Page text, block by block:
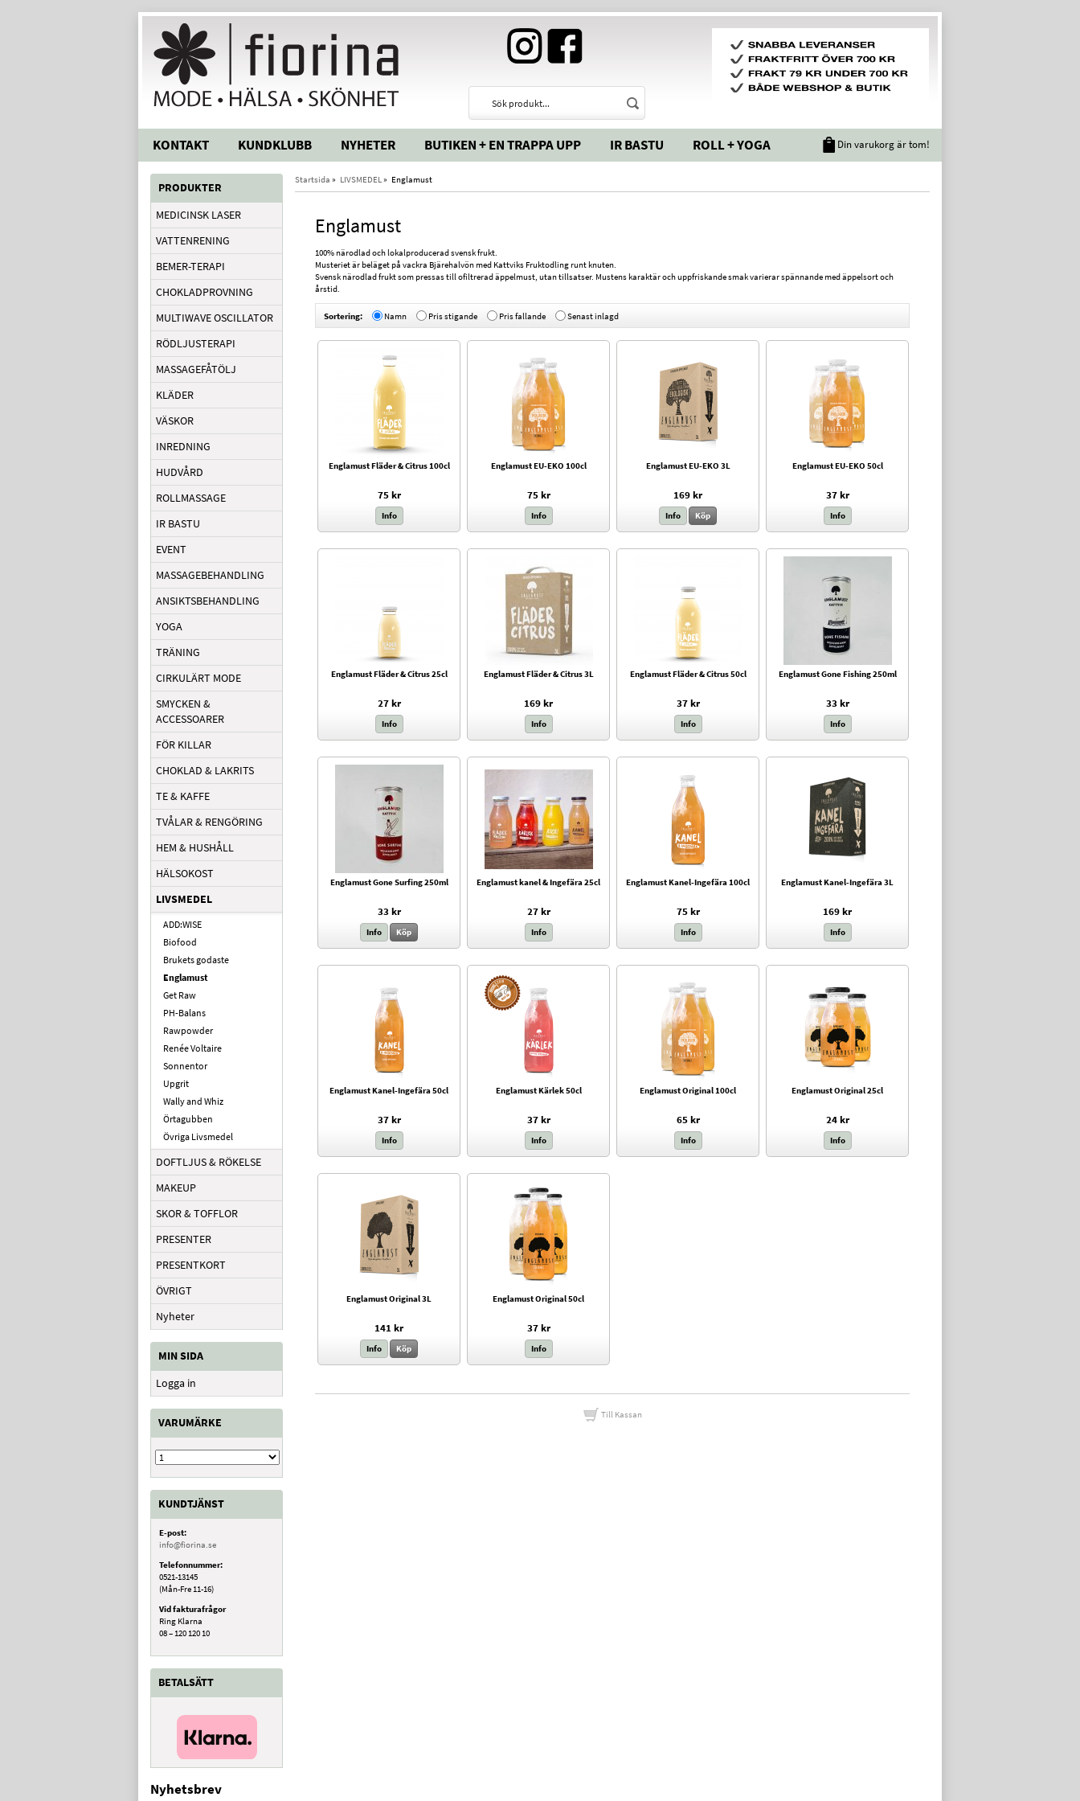
KONTAKT KUNDKLUBB NYHETER BUTIKEN + EN TRAPPA UPP IR BASTU ROLL + YOGA Din varukorg är tom!
PRODUKTER
MEDICINSK LASER
VATTENRENING
BEMER-TERAPI
CHOKLADPROVNING
MULTIWAVE OSCILLATOR
RÖDLJUSTERAPI
MASSAGEFÅTÖLJ
KLÄDER
VÄSKOR
INREDNING
HUDVÅRD
ROLLMASSAGE
IR BASTU
EVENT
MASSAGEBEHANDLING
ANSIKTSBEHANDLING
YOGA
TRÄNING
CIRKULÄRT MODE
SMYCKEN &
ACCESSOARER
FÖR KILLAR
CHOKLAD & LAKRITS
TE & KAFFE
TVÅLAR & RENGÖRING
HEM & HUSHÅLL
HÄLSOKOST
LIVSMEDEL
ADD:WISE
Biofood
Brukets godaste
Englamust
Get Raw
PH-Balans
Rawpowder
Renée Voltaire
Sonnentor
Upgrit
Wally and Whiz
Örtagubben
Övriga Livsmedel
DOFTLJUS & RÖKELSE
MAKEUP
SKOR & TOFFLOR
PRESENTER
PRESENTKORT
ÖVRIGT
Nyheter
MIN SIDA
Logga in
VARUMÄRKE
KUNDTJÄNST
E-post:
info@fiorina.se
Telefonnummer:
0521-13145
(Mån-Fre 11-16)
Vid fakturafrågor
Ring Klarna
08 – 120 120 10
BETALSÄTT
Nyhetsbrev
Startsida » LIVSMEDEL » Englamust
Englamust
100% närodlad och lokalproducerad svensk frukt.
Musteriet är beläget på vackra Bjärehalvön med Kattviks Fruktodling runt knuten.
Svensk närodlad frukt som pressas till ofiltrerad äppelmust, utan tillsatser. Mustens karaktär och uppfriskande smak varierar spännande med äppelsort och
årstid.
Sortering: Namn Pris stigande Pris fallande Senast inlagd
Englamust Fläder & Citrus 100cl
75 kr
Info
Englamust EU-EKO 100cl
75 kr
Info
Englamust EU-EKO 3L
169 kr
Info Köp
Englamust EU-EKO 50cl
37 kr
Info
Englamust Fläder & Citrus 25cl
27 kr
Info
Englamust Fläder & Citrus 3L
169 kr
Info
Englamust Fläder & Citrus 50cl
37 kr
Info
Englamust Gone Fishing 250ml
33 kr
Info
Englamust Gone Surfing 250ml
33 kr
Info Köp
Englamust kanel & Ingefära 25cl
27 kr
Info
Englamust Kanel-Ingefära 100cl
75 kr
Info
Englamust Kanel-Ingefära 3L
169 kr
Info
Englamust Kanel-Ingefära 50cl
37 kr
Info
Englamust Kärlek 50cl
37 kr
Info
Englamust Original 100cl
65 kr
Info
Englamust Original 25cl
24 kr
Info
Englamust Original 3L
141 kr
Info Köp
Englamust Original 50cl
37 kr
Info
Till Kassan